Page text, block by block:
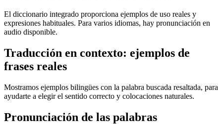
El diccionario integrado proporciona ejemplos de uso reales y
expresiones habituales. Para varios idiomas, hay pronunciación en
audio disponible.
Traducción en contexto: ejemplos de
frases reales
Mostramos ejemplos bilingües con la palabra buscada resaltada, para
ayudarte a elegir el sentido correcto y colocaciones naturales.
Pronunciación de las palabras